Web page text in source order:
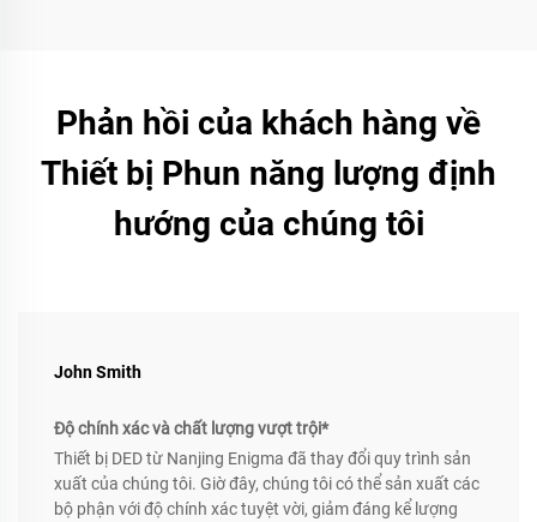
Phản hồi của khách hàng về
Thiết bị Phun năng lượng định
hướng của chúng tôi
John Smith
Độ chính xác và chất lượng vượt trội*
Thiết bị DED từ Nanjing Enigma đã thay đổi quy trình sản
xuất của chúng tôi. Giờ đây, chúng tôi có thể sản xuất các
bộ phận với độ chính xác tuyệt vời, giảm đáng kể lượng